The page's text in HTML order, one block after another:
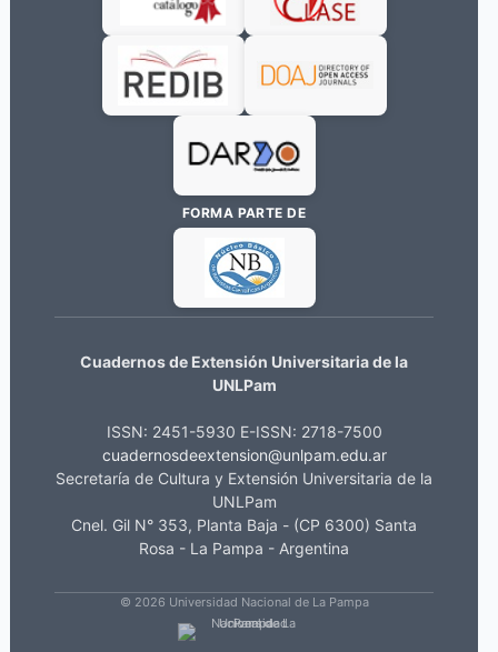
FORMA PARTE DE
Cuadernos de Extensión Universitaria de la
UNLPam
ISSN: 2451-5930 E-ISSN: 2718-7500
cuadernosdeextension@unlpam.edu.ar
Secretaría de Cultura y Extensión Universitaria de la
UNLPam
Cnel. Gil N° 353, Planta Baja - (CP 6300) Santa
Rosa - La Pampa - Argentina
© 2026 Universidad Nacional de La Pampa